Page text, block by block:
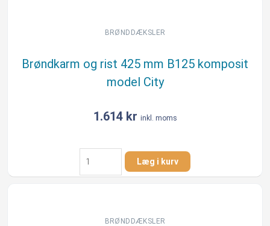
City
BRØNDDÆKSLER
Brøndkarm og rist 425 mm B125 komposit
model City
1.614 kr inkl. moms
Brøndkarm
og
rist
Læg i kurv
BRØNDDÆKSLER